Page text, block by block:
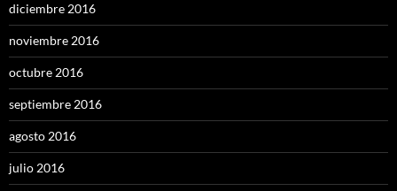
diciembre 2016
noviembre 2016
octubre 2016
septiembre 2016
agosto 2016
julio 2016